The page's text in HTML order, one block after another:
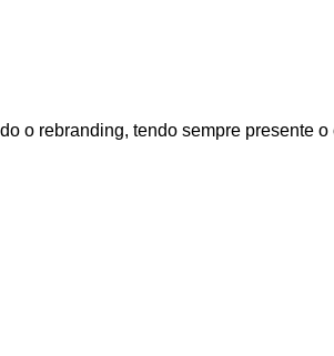
o rebranding, tendo sempre presente